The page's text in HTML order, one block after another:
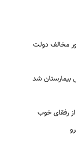
مخالف دولت
بیمارستان شد
رفقای خوب